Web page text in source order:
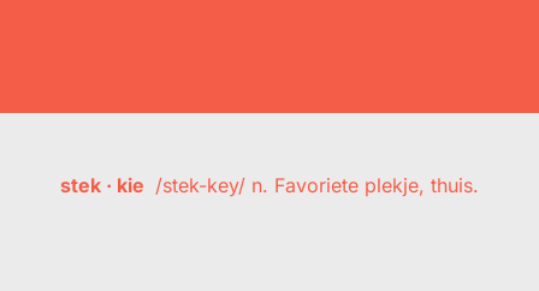
stek · kie /stek-key/ n. Favoriete plekje, thuis.